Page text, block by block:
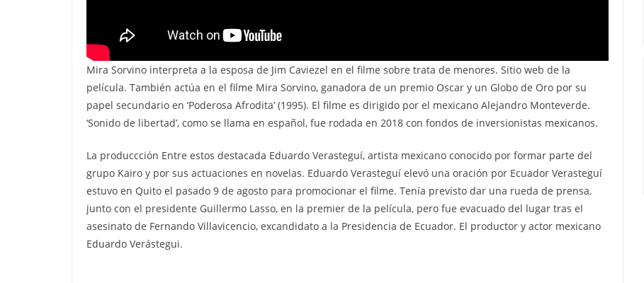
Mira Sorvino interpreta a la esposa de Jim Caviezel en el filme sobre trata de menores. Sitio web de la
película. También actúa en el filme Mira Sorvino, ganadora de un premio Oscar y un Globo de Oro por su
papel secundario en ‘Poderosa Afrodita’ (1995). El filme es dirigido por el mexicano Alejandro Monteverde.
‘Sonido de libertad’, como se llama en español, fue rodada en 2018 con fondos de inversionistas mexicanos.
La produccción Entre estos destacada Eduardo Verasteguí, artista mexicano conocido por formar parte del
grupo Kairo y por sus actuaciones en novelas. Eduardo Verasteguí elevó una oración por Ecuador Verasteguí
estuvo en Quito el pasado 9 de agosto para promocionar el filme. Tenía previsto dar una rueda de prensa,
junto con el presidente Guillermo Lasso, en la premier de la película, pero fue evacuado del lugar tras el
asesinato de Fernando Villavicencio, excandidato a la Presidencia de Ecuador. El productor y actor mexicano
Eduardo Verástegui.